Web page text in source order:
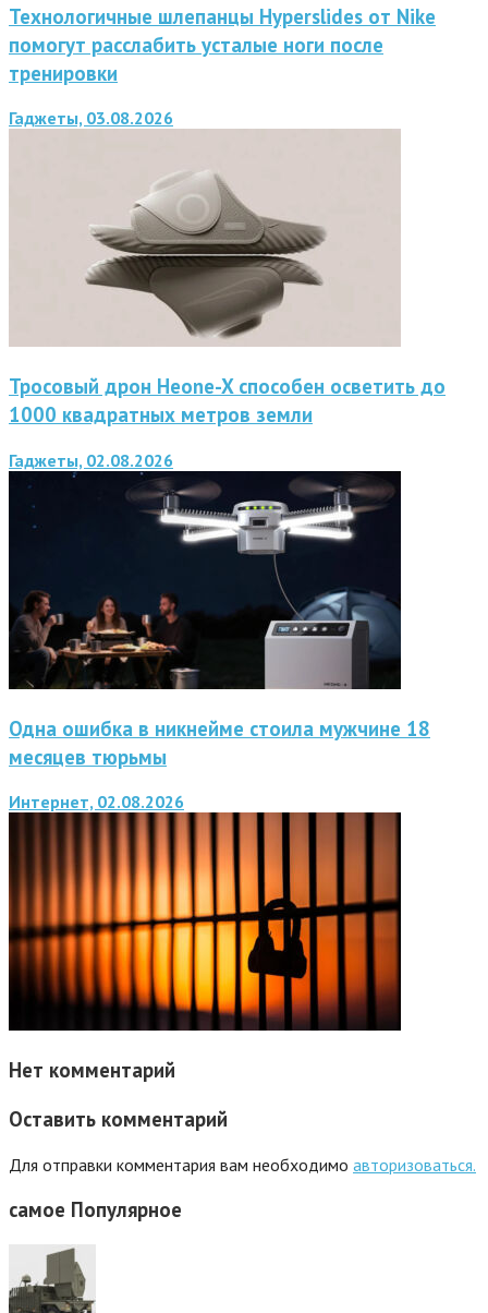
Технологичные шлепанцы Hyperslides от Nike
помогут расслабить усталые ноги после
тренировки
Гаджеты, 03.08.2026
Тросовый дрон Heone-X способен осветить до
1000 квадратных метров земли
Гаджеты, 02.08.2026
Одна ошибка в никнейме стоила мужчине 18
месяцев тюрьмы
Интернет, 02.08.2026
Нет комментарий
Оставить комментарий
Для отправки комментария вам необходимо авторизоваться.
самое Популярное